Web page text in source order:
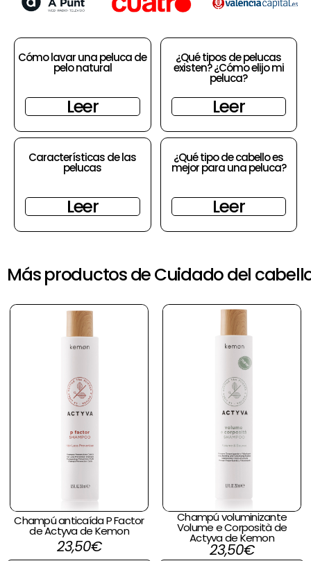
Cómo lavar una peluca de
pelo natural
Leer
¿Qué tipos de pelucas
existen? ¿Cómo elijo mi
peluca?
Leer
Características de las
pelucas
Leer
¿Qué tipo de cabello es
mejor para una peluca?
Leer
Más productos de Cuidado del
Champú anticaída P Factor
de Actyva de Kemon
23,50€
Champú voluminizante
Volume e Corposità de
Actyva de Kemon
23,50€